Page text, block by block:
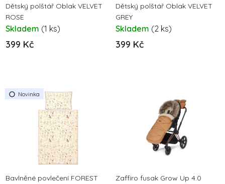
u
k
t
ů
o
d
u
k
Dětský polštář Oblak VELVET
ROSE
Skladem (1 ks)
399 Kč
Dětský polštář Oblak VELVET
GREY
Skladem (2 ks)
399 Kč
Novinka
Bavlněné povlečení FOREST
Zaffiro fusak Grow Up 4.0